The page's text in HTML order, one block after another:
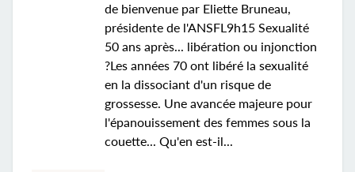
de bienvenue par Eliette Bruneau,
présidente de l'ANSFL9h15 Sexualité
50 ans après... libération ou injonction
?Les années 70 ont libéré la sexualité
en la dissociant d'un risque de
grossesse. Une avancée majeure pour
l'épanouissement des femmes sous la
couette... Qu'en est-il...